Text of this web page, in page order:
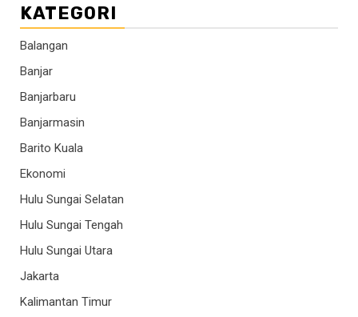
KATEGORI
Balangan
Banjar
Banjarbaru
Banjarmasin
Barito Kuala
Ekonomi
Hulu Sungai Selatan
Hulu Sungai Tengah
Hulu Sungai Utara
Jakarta
Kalimantan Timur